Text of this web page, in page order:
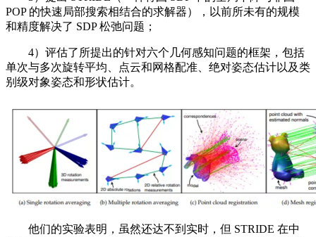
POP 的快速局部搜索相结合的求解器），以前所未有的规模
和精度解决了 SDP 松弛问题；
4）评估了所提出的针对六个几何感知问题的框架，包括
单次与多次旋转平均、点云和网格配准、绝对姿态估计以及类
别级对象姿态和形状估计。
他们的实验表明，虽然还达不到实时，但 STRIDE 在中